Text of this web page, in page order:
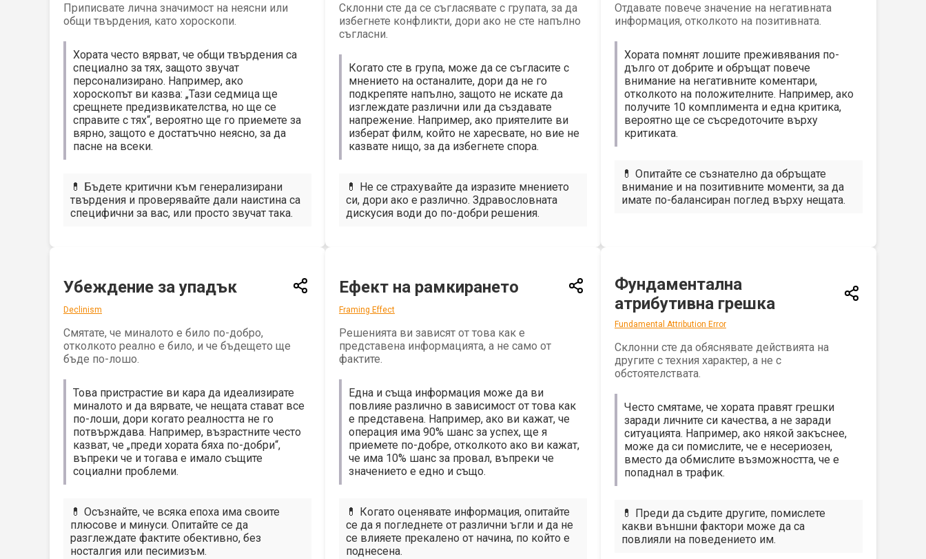
Приписвате лична значимост на неясни или
общи твърдения, като хороскопи.
Хората често вярват, че общи твърдения са
специално за тях, защото звучат
персонализирано. Например, ако
хороскопът ви казва: „Тази седмица ще
срещнете предизвикателства, но ще се
справите с тях“, вероятно ще го приемете за
вярно, защото е достатъчно неясно, за да
пасне на всеки.
💊 Бъдете критични към генерализирани
твърдения и проверявайте дали наистина са
специфични за вас, или просто звучат така.
Склонни сте да се съгласявате с групата, за да
избегнете конфликти, дори ако не сте напълно
съгласни.
Когато сте в група, може да се съгласите с
мнението на останалите, дори да не го
подкрепяте напълно, защото не искате да
изглеждате различни или да създавате
напрежение. Например, ако приятелите ви
изберат филм, който не харесвате, но вие не
казвате нищо, за да избегнете спора.
💊 Не се страхувайте да изразите мнението
си, дори ако е различно. Здравословната
дискусия води до по-добри решения.
Отдавате повече значение на негативната
информация, отколкото на позитивната.
Хората помнят лошите преживявания по-
дълго от добрите и обръщат повече
внимание на негативните коментари,
отколкото на положителните. Например, ако
получите 10 комплимента и една критика,
вероятно ще се съсредоточите върху
критиката.
💊 Опитайте се съзнателно да обръщате
внимание и на позитивните моменти, за да
имате по-балансиран поглед върху нещата.
Убеждение за упадък
Declinism
Смятате, че миналото е било по-добро,
отколкото реално е било, и че бъдещето ще
бъде по-лошо.
Това пристрастие ви кара да идеализирате
миналото и да вярвате, че нещата стават все
по-лоши, дори когато реалността не го
потвърждава. Например, възрастните често
казват, че „преди хората бяха по-добри“,
въпреки че и тогава е имало същите
социални проблеми.
💊 Осъзнайте, че всяка епоха има своите
плюсове и минуси. Опитайте се да
разглеждате фактите обективно, без
носталгия или песимизъм.
Ефект на рамкирането
Framing Effect
Решенията ви зависят от това как е
представена информацията, а не само от
фактите.
Една и съща информация може да ви
повлияе различно в зависимост от това как
е представена. Например, ако ви кажат, че
операция има 90% шанс за успех, ще я
приемете по-добре, отколкото ако ви кажат,
че има 10% шанс за провал, въпреки че
значението е едно и също.
💊 Когато оценявате информация, опитайте
се да я погледнете от различни ъгли и да не
се влияете прекалено от начина, по който е
поднесена.
Фундаментална
атрибутивна грешка
Fundamental Attribution Error
Склонни сте да обяснявате действията на
другите с техния характер, а не с
обстоятелствата.
Често смятаме, че хората правят грешки
заради личните си качества, а не заради
ситуацията. Например, ако някой закъснее,
може да си помислите, че е несериозен,
вместо да обмислите възможността, че е
попаднал в трафик.
💊 Преди да съдите другите, помислете
какви външни фактори може да са
повлияли на поведението им.